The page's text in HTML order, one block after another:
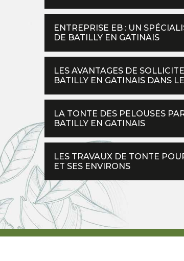
ENTREPRISE EB : UN
DE BATILLY EN GATINAIS
LES AVANTAGES DE
BATILLY EN GATINAIS DANS
LA TONTE DES PELOUSES
BATILLY EN GATINAIS
LES TRAVAUX DE TONTE
ET SES ENVIRONS